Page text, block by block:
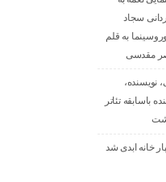
سجاد
به قلم
مقدسی
نویسنده،
باسابقه تئاتر
خانه ابدی شد